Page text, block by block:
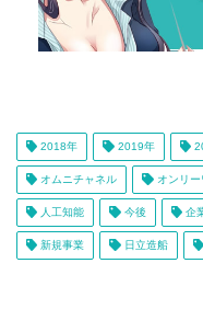
2018年 2019年
オムニチャネル オンリー
人工知能 今後 企
新規事業 日立造船